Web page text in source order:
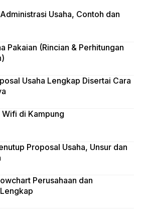
Usaha, Contoh dan
Pakaian (Rincian & Perhitungan
Usaha Lengkap Disertai Cara
Wifi di Kampung
Proposal Usaha, Unsur dan
Perusahaan dan